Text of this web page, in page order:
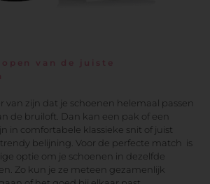
van de juiste
van zijn dat je schoenen helemaal passen
de bruiloft. Dan kan een pak of een
in comfortabele klassieke snit of juist
belijning. Voor de perfecte match is
optie om je schoenen in dezelfde
Zo kun je ze meteen gezamenlijk